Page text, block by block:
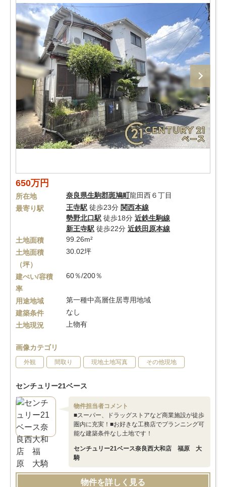
650万円
所在地 奈良県生駒郡斑鳩町龍田西６丁目
最寄り駅
王寺駅 徒歩23分 関西本線
勢野北口駅 徒歩18分 近鉄生駒線
新王寺駅 徒歩22分 近鉄田原本線
土地面積
99.26m²
土地面積
（坪）
30.02坪
建ぺい/容積
率
60％/200％
用途地域
第一種中高層住居専用地域
建築条件
なし
土地現況
上物有
画像カテゴリ
外観 間取り 現地土地写真 その他現地
センチュリー21ベース
物件担当者コメント
■スーパー、ドラッグストアなど商業施設が徒歩
圏内に充実！■お好きな工務店でプランニング可
能な建築条件なし土地です！
センチュリー21ベース奈良西大和店 福原 大
騎
物件を詳しく見る